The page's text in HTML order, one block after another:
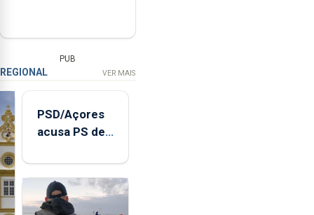
PUB
REGIONAL VER MAIS
PSD/Açores
acusa PS de
contraditória"
sobre
evolução